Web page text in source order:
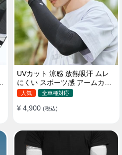
UVカット 涼感 放熱吸汗 ムレ
にくい スポーツ感 アームカバ
ー 男女汎用
人気 全車種対応
¥ 4,900 (税込)